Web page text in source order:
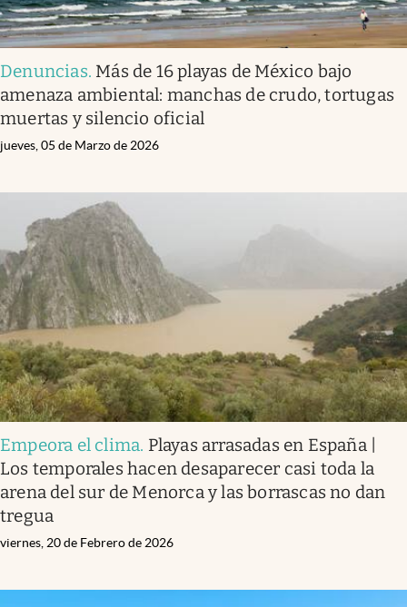
Denuncias. Más de 16 playas de México bajo
amenaza ambiental: manchas de crudo, tortugas
muertas y silencio oficial
jueves, 05 de Marzo de 2026
Empeora el clima. Playas arrasadas en España |
Los temporales hacen desaparecer casi toda la
arena del sur de Menorca y las borrascas no dan
tregua
viernes, 20 de Febrero de 2026